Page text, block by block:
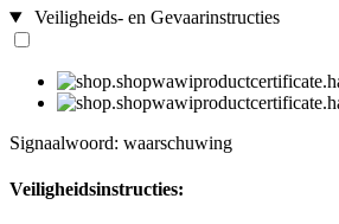
Veiligheids- en Gevaarinstructies
Signaalwoord: waarschuwing
Veiligheidsinstructies: